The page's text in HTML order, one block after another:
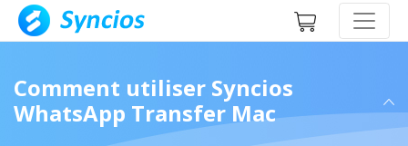
Comment utiliser Syncios
WhatsApp Transfer Mac